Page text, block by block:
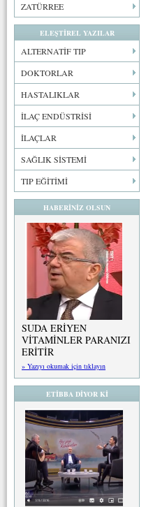
ZATÜRREE
ELEŞTİREL YAZILAR
ALTERNATİF TIP
DOKTORLAR
HASTALIKLAR
İLAÇ ENDÜSTRİSİ
İLAÇLAR
SAĞLIK SİSTEMİ
TIP EĞİTİMİ
HABERİNİZ OLSUN
SUDA ERİYEN
VİTAMİNLER PARANIZI
ERİTİR
» Yazıyı okumak için tıklayın
ETİBBA DİYOR Kİ